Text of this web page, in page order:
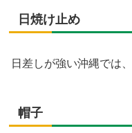
日焼け止め
日差しが強い沖縄では
帽子